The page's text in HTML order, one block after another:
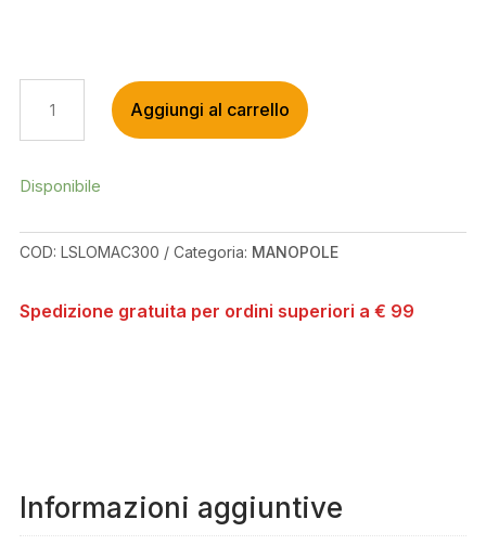
SKINS
MANOPOLE
GRIGIO
DI
BLOCCO
Aggiungi al carrello
Disponibile
COD: LSLOMAC300 Categoria: MANOPOLE
Spedizione gratuita per ordini superiori a € 99
Informazioni aggiuntive